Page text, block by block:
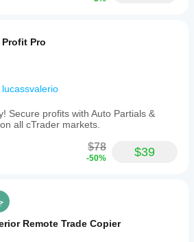
Profit Pro
lucassvalerio
Secure profits with Auto Partials &
all cTrader markets.
$78
-50% $39
Remote Trade Copier